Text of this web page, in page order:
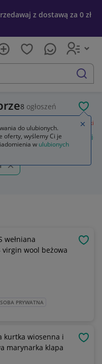
z dostawą za 0 zł
szukaj
8 ogłoszeń
Marynarki
marynarki i
wełniana
virgin wool beżowa
PRYWATNA
kurtka wiosenna i
marynarka klapa
do ulubionych.
oferty, wyślemy Ci je
w ulubionych